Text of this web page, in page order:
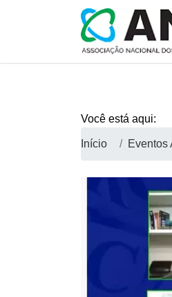
Você está aqui:
Início Eventos